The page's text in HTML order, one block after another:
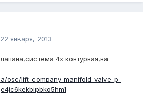
22 января, 2013
4х контурная,на
osc/lift-company-manifold-valve-p-